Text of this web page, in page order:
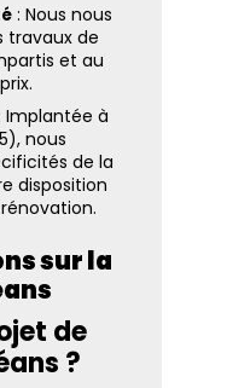
: Nous nous
travaux de
et au
Implantée à
nous
de la
disposition
sur la
de
?